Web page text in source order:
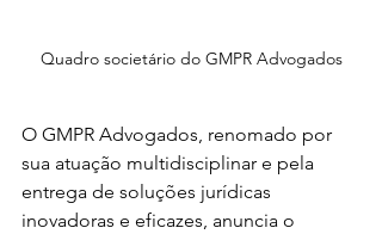
Quadro societário do GMPR Advogados
O GMPR Advogados, renomado por
sua atuação multidisciplinar e pela
entrega de soluções jurídicas
inovadoras e eficazes, anuncia o